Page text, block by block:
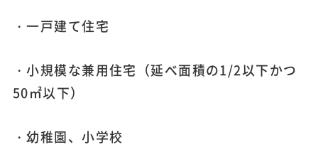
・一戸建て住宅
・小規模な兼用住宅（延べ面積の1/2以下かつ
50㎡以下）
・幼稚園、小学校